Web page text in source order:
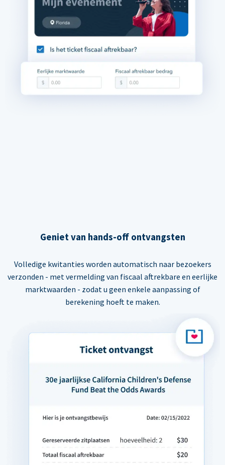
Geniet van hands-off ontvangsten
Volledige kwitanties worden automatisch naar bezoekers
verzonden - met vermelding van fiscaal aftrekbare en eerlijke
marktwaarden - zodat u geen enkele aanpassing of
berekening hoeft te maken.